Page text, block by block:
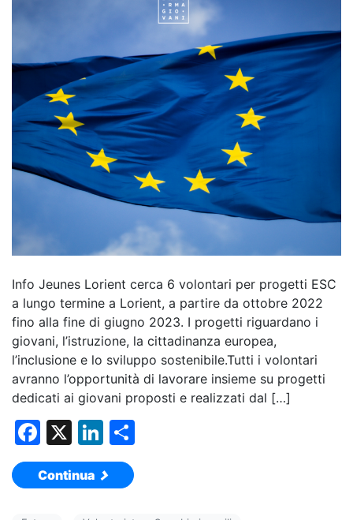
Info Jeunes Lorient cerca 6 volontari per progetti ESC
a lungo termine a Lorient, a partire da ottobre 2022
fino alla fine di giugno 2023. I progetti riguardano i
giovani, l’istruzione, la cittadinanza europea,
l’inclusione e lo sviluppo sostenibile.Tutti i volontari
avranno l’opportunità di lavorare insieme su progetti
dedicati ai giovani proposti e realizzati dal […]
F
a
c
X
Li
n
k
Continua